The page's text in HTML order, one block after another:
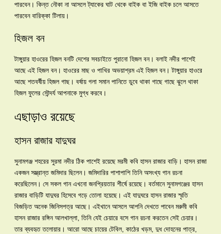
পারবেন। কিন্ত নৌকা না আসলে ট্যাকের ঘাট থেকে বাইক বা ইজি বাইক চলে আসতে
পারবেন বারিক্কা টিলায়।
হিজল বন
টাঙ্গুয়ার হাওরের হিজল বনটি দেশের সবচাইতে পুরানো হিজল বন। বলাই নদীর পাশেই
আছে এই হিজল বন। হাওরের মাছ ও পাখির অভয়াশ্রম এই হিজল বন। টাঙ্গুয়ার হাওরে
আছে শতবর্ষীয় হিজল গাছ। বর্ষায় গলা সমান পানিতে ডুবে থাকা গাছে গাছে ঝুলে থাকা
হিজল ফুলের সৌন্দর্য আপনাকে মুগ্ধ করবে।
এছাড়াও রয়েছে
হাসন রাজার যাদুঘর
সুনামগঞ্জ শহরের সুরমা নদীর ঠিক পাশেই রয়েছে মরমী কবি হাসন রাজার বাড়ি। হাসন রাজা
একজন সম্ভ্রান্ত জমিদার ছিলেন। জমিদারির পাশাপাশি তিনি অসংখ্য গান রচনা
করেছিলেন। সে সকল গান এখনো জনপ্রিয়তার শীর্ষে রয়েছে। বর্তমানে সুনামগঞ্জের হাসন
রাজার বাড়িটি যাদুঘর হিসেবে গড়ে তোলা হয়েছে। এই যাদুঘরে হাসন রাজার স্মৃতি
বিজড়িত অনেক জিনিসপত্র আছে। এইখানে আসলে আপনি দেখতে পাবেন মরুমী কবি
হাসন রাজার রঙ্গিন আলখাল্লা, তিনি যেই চেয়ারে বসে গান রচনা করতেন সেই চেয়ার।
তার ব্যবহৃত তলোয়ার। আরো আছে চায়ের টেবিল, কাঠের খড়ম, দুধ দোহনের পাত্র,